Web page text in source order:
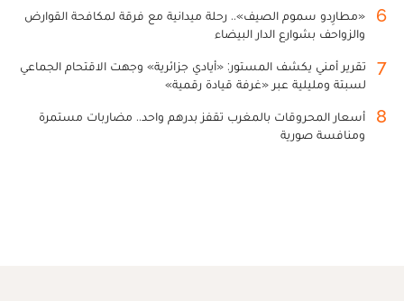
6
«مطارِدو سموم الصيف».. رحلة ميدانية مع فرقة لمكافحة القوارض
والزواحف بشوارع الدار البيضاء
7
تقرير أمني يكشف المستور: «أيادي جزائرية» وجهت الاقتحام الجماعي
لسبتة ومليلية عبر «غرفة قيادة رقمية»
8
أسعار المحروقات بالمغرب تقفز بدرهم واحد.. مضاربات مستمرة
ومنافسة صورية